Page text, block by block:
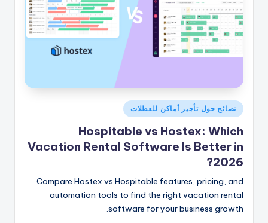
نُشر
في
نصائح حول تأجير أماكن للعطلات
Hospitable vs Hostex: Which
Vacation Rental Software Is Better in
2026?
Compare Hostex vs Hospitable features, pricing, and
automation tools to find the right vacation rental
software for your business growth.